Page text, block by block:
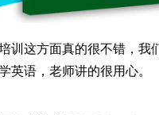
训这方面真的很不错，我
英语，老师讲的很用心。